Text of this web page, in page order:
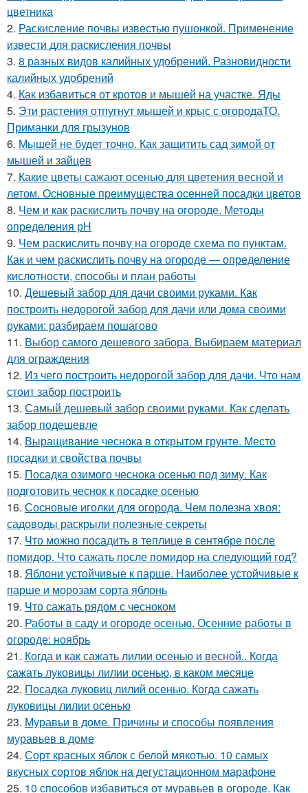
цветника
2. Раскисление почвы известью пушонкой. Применение
извести для раскисления почвы
3. 8 разных видов калийных удобрений. Разновидности
калийных удобрений
4. Как избавиться от кротов и мышей на участке. Яды
5. Эти растения отпугнут мышей и крыс с огородаТО.
Приманки для грызунов
6. Мышей не будет точно. Как защитить сад зимой от
мышей и зайцев
7. Какие цветы сажают осенью для цветения весной и
летом. Основные преимущества осенней посадки цветов
8. Чем и как раскислить почву на огороде. Методы
определения рН
9. Чем раскислить почву на огороде схема по пунктам.
Как и чем раскислить почву на огороде — определение
кислотности, способы и план работы
10. Дешевый забор для дачи своими руками. Как
построить недорогой забор для дачи или дома своими
руками: разбираем пошагово
11. Выбор самого дешевого забора. Выбираем материал
для ограждения
12. Из чего построить недорогой забор для дачи. Что нам
стоит забор построить
13. Самый дешевый забор своими руками. Как сделать
забор подешевле
14. Выращивание чеснока в открытом грунте. Место
посадки и свойства почвы
15. Посадка озимого чеснока осенью под зиму. Как
подготовить чеснок к посадке осенью
16. Сосновые иголки для огорода. Чем полезна хвоя:
садоводы раскрыли полезные секреты
17. Что можно посадить в теплице в сентябре после
помидор. Что сажать после помидор на следующий год?
18. Яблони устойчивые к парше. Наиболее устойчивые к
парше и морозам сорта яблонь
19. Что сажать рядом с чесноком
20. Работы в саду и огороде осенью. Осенние работы в
огороде: ноябрь
21. Когда и как сажать лилии осенью и весной.. Когда
сажать луковицы лилии осенью, в каком месяце
22. Посадка луковиц лилий осенью. Когда сажать
луковицы лилии осенью
23. Муравьи в доме. Причины и способы появления
муравьев в доме
24. Сорт красных яблок с белой мякотью. 10 самых
вкусных сортов яблок на дегустационном марафоне
25. 10 способов избавиться от муравьев в огороде. Как